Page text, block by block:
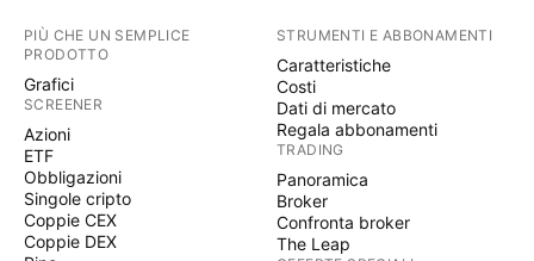
PIÙ CHE UN SEMPLICE
PRODOTTO
Grafici
SCREENER
Azioni
ETF
Obbligazioni
Singole cripto
Coppie CEX
Coppie DEX
STRUMENTI E ABBONAMENTI
Caratteristiche
Costi
Dati di mercato
Regala abbonamenti
TRADING
Panoramica
Broker
Confronta broker
The Leap